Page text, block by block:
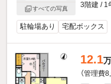
すべての写真
3階建 / 1
駐輪場あり 宅配ボックス
12.1
（管理費